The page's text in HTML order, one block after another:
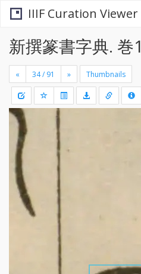
IIIF Curation Viewer
新撰篆書字典. 巻1
« » Thumbnails
+
-